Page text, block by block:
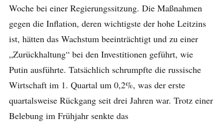
Woche bei einer Regierungssitzung. Die Maßnahmen
gegen die Inflation, deren wichtigste der hohe Leitzins
ist, hätten das Wachstum beeinträchtigt und zu einer
„Zurückhaltung“ bei den Investitionen geführt, wie
Putin ausführte. Tatsächlich schrumpfte die russische
Wirtschaft im 1. Quartal um 0,2%, was der erste
quartalsweise Rückgang seit drei Jahren war. Trotz einer
Belebung im Frühjahr senkte das